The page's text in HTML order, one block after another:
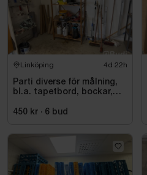
Linköping 4d 22h
Parti diverse för målning,
bl.a. tapetbord, bockar,
redskap
450 kr · 6 bud